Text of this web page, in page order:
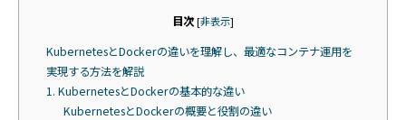
目次[非表示]
KubernetesとDockerの違いを理解し、最適なコンテナ運用を
実現する方法を解説
1. KubernetesとDockerの基本的な違い
KubernetesとDockerの概要と役割の違い